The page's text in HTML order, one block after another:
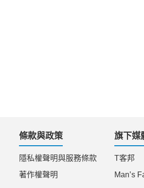
條款與政策
隱私權聲明與服務條款
著作權聲明
旗下媒
T客邦
Man’s